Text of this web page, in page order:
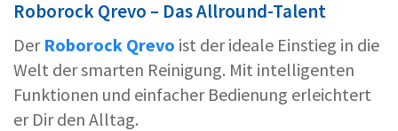
Roborock Qrevo – Das Allround-Talent
Der Roborock Qrevo ist der ideale Einstieg in die
Welt der smarten Reinigung. Mit intelligenten
Funktionen und einfacher Bedienung erleichtert
er Dir den Alltag.